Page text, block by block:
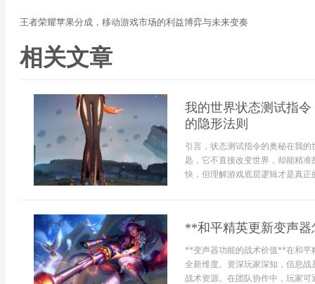
王者荣耀苹果分成，移动游戏市场的利益博弈与未来变奏
相关文章
我的世界状态测试指
的隐形法则
引言，状态测试指令的奥秘在我
匙，它不直接改变世界，却能精
快，但理解游戏底层逻辑才是真正
**和平精英更新变声
**变声器功能的战术价值**在和平
全新维度。资深玩家深知，信息
战术资源。在团队协作中，玩家